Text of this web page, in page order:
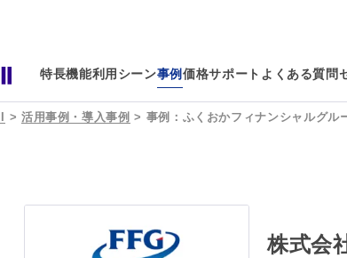
特長機能利用シーン事例価格サポート よくある質問
> 活用事例・導入事例 > 事例：ふくおかフィナンシャルグル
株式会